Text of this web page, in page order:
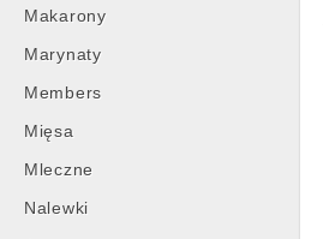
Makarony
Marynaty
Members
Mięsa
Mleczne
Nalewki